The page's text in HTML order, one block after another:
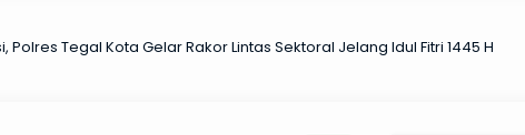
Polres Tegal Kota Gelar Rakor Lintas Sektoral Jelang Idul Fitri 1445 H